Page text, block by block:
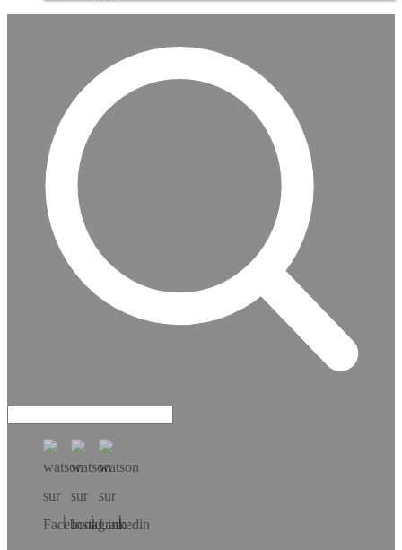
Téléchargez l’app!